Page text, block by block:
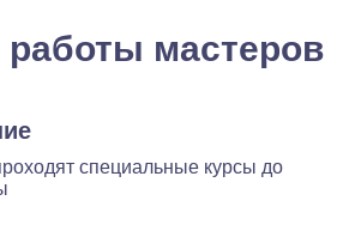
работы мастеров
специальные курсы до